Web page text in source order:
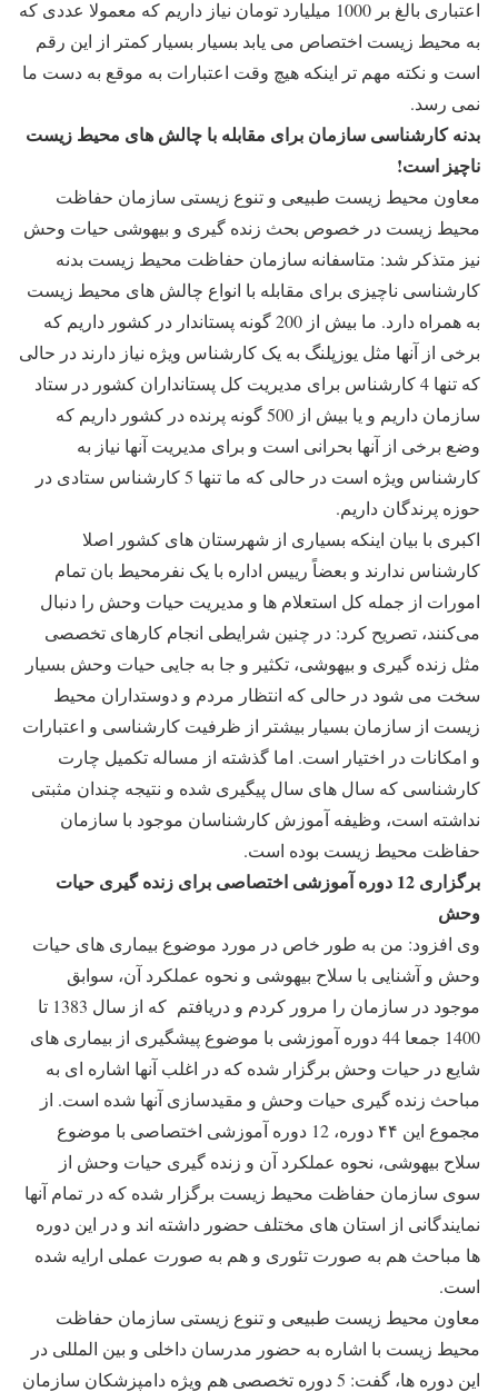
اعتباری بالغ بر 1000 میلیارد تومان نیاز داریم که معمولا عددی که
به محیط زیست اختصاص می یابد بسیار بسیار کمتر از این رقم
است و نکته مهم تر اینکه هیچ وقت اعتبارات به موقع به دست ما
نمی رسد.
بدنه کارشناسی سازمان برای مقابله با چالش های محیط زیست
ناچیز است!
معاون محیط زیست طبیعی و تنوع زیستی سازمان حفاظت
محیط زیست در خصوص بحث زنده گیری و بیهوشی حیات وحش
نیز متذکر شد: متاسفانه سازمان حفاظت محیط زیست بدنه
کارشناسی ناچیزی برای مقابله با انواع چالش های محیط زیست
به همراه دارد. ما بیش از 200 گونه پستاندار در کشور داریم که
برخی از آنها مثل یوزپلنگ به یک کارشناس ویژه نیاز دارند در حالی
که تنها 4 کارشناس برای مدیریت کل پستانداران کشور در ستاد
سازمان داریم و یا بیش از 500 گونه پرنده در کشور داریم که
وضع برخی از آنها بحرانی است و برای مدیریت آنها نیاز به
کارشناس ویژه است در حالی که ما تنها 5 کارشناس ستادی در
حوزه پرندگان داریم.
اکبری با بیان اینکه بسیاری از شهرستان های کشور اصلا
کارشناس ندارند و بعضاً رییس اداره با یک نفرمحیط بان تمام
امورات از جمله کل استعلام ها و مدیریت حیات وحش را دنبال
می‌کنند، تصریح کرد: در چنین شرایطی انجام کارهای تخصصی
مثل زنده گیری و بیهوشی، تکثیر و جا به جایی حیات وحش بسیار
سخت می شود در حالی که انتظار مردم و دوستداران محیط
زیست از سازمان بسیار بیشتر از ظرفیت کارشناسی و اعتبارات
و امکانات در اختیار است. اما گذشته از مساله تکمیل چارت
کارشناسی که سال های سال پیگیری شده و نتیجه چندان مثبتی
نداشته است، وظیفه آموزش کارشناسان موجود با سازمان
حفاظت محیط زیست بوده است.
برگزاری 12 دوره آموزشی اختصاصی برای زنده گیری حیات
وحش
وی افزود: من به طور خاص در مورد موضوع بیماری های حیات
وحش و آشنایی با سلاح بیهوشی و نحوه عملکرد آن، سوابق
موجود در سازمان را مرور کردم و دریافتم که از سال 1383 تا
1400 جمعا 44 دوره آموزشی با موضوع پیشگیری از بیماری های
شایع در حیات وحش برگزار شده که در اغلب آنها اشاره ای به
مباحث زنده گیری حیات وحش و مقیدسازی آنها شده است. از
مجموع این ۴۴ دوره، 12 دوره آموزشی اختصاصی با موضوع
سلاح بیهوشی، نحوه عملکرد آن و زنده گیری حیات وحش از
سوی سازمان حفاظت محیط زیست برگزار شده که در تمام آنها
نمایندگانی از استان های مختلف حضور داشته اند و در این دوره
ها مباحث هم به صورت تئوری و هم به صورت عملی ارایه شده
است.
معاون محیط زیست طبیعی و تنوع زیستی سازمان حفاظت
محیط زیست با اشاره به حضور مدرسان داخلی و بین المللی در
این دوره ها، گفت: 5 دوره تخصصی هم ویژه دامپزشکان سازمان